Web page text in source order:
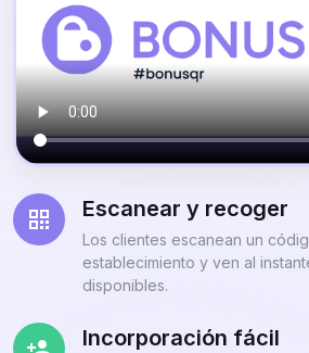
Escanear y recoger
Los clientes escanean un
establecimiento y ven al
disponibles.
Incorporación fácil